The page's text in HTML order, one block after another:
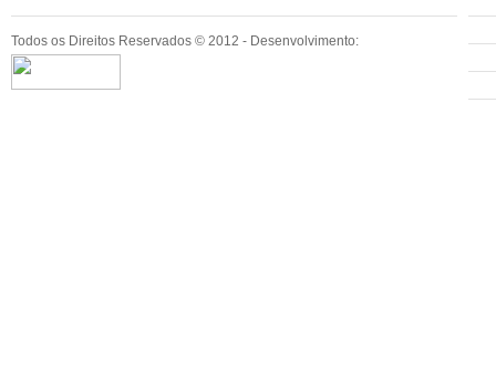
Todos os Direitos Reservados © 2012 - Desenvolvimento: